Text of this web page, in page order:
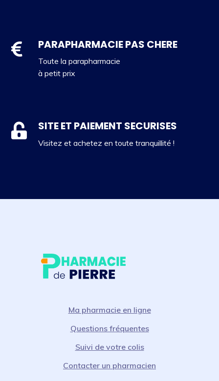
PARAPHARMACIE PAS CHERE
Toute la parapharmacie
à petit prix
SITE ET PAIEMENT SECURISES
Visitez et achetez en toute tranquillité !
Ma pharmacie en ligne
Questions fréquentes
Suivi de votre colis
Contacter un pharmacien